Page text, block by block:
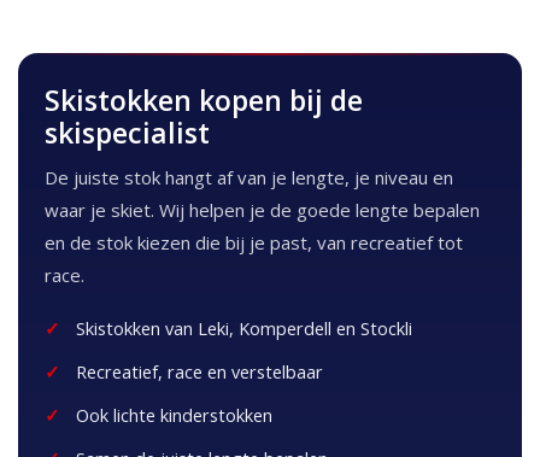
Skistokken kopen bij de
skispecialist
De juiste stok hangt af van je lengte, je niveau en
waar je skiet. Wij helpen je de goede lengte bepalen
en de stok kiezen die bij je past, van recreatief tot
race.
Skistokken van Leki, Komperdell en Stockli
Recreatief, race en verstelbaar
Ook lichte kinderstokken